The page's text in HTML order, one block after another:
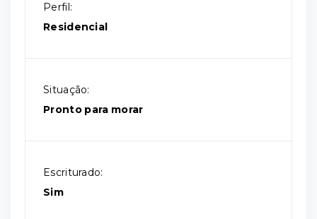
Perfil:
Residencial
Situação:
Pronto para morar
Escriturado:
Sim